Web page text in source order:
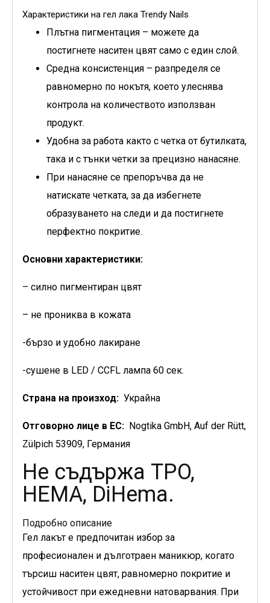
Характеристики на гел лака Trendy Nails
Плътнa пигментация – можете да
постигнете наситен цвят само с един слой.
Средна консистенция – разпределя се
равномерно по нокътя, което улеснява
контрола на количеството използван
продукт.
Удобна за работа както с четка от бутилката,
така и с тънки четки за прецизно нанасяне.
При нанасяне се препоръчва да не
натискате четката, за да избегнете
образуването на следи и да постигнете
перфектно покритие.
Основни характеристики:
– силно пигментиран цвят
– не прониква в кожата
-бързо и удобно лакиране
-сушене в LED / CCFL лампа 60 сек.
Страна на произход: Украйна
Отговорно лице в ЕС: Nogtika GmbH, Auf der Rütt,
Zülpich 53909, Германия
Не съдържа TPO,
HEMA, DiHema.
Подробно описание
Гел лакът е предпочитан избор за
професионален и дълготраен маникюр, когато
търсиш наситен цвят, равномерно покритие и
устойчивост при ежедневни натоварвания. При